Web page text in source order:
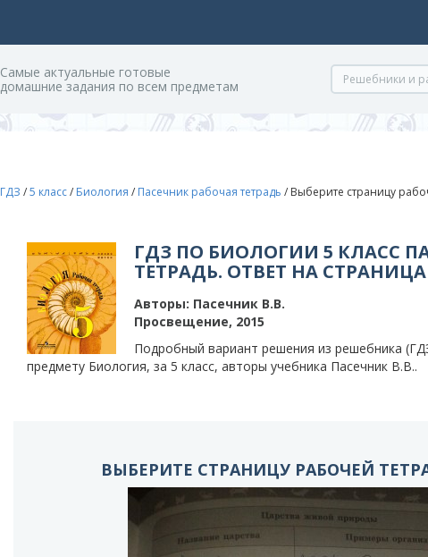
Cамые актуальные готовые
домашние задания по всем предметам
ГДЗ /5 класс/ Биология / Пасечник рабочая тетрадь / Выберите страницу
ГДЗ ПО БИОЛОГИИ 5 КЛАСС
ТЕТРАДЬ. ОТВЕТ НА
Авторы: Пасечник В.В.
Просвещение, 2015
Подробный вариант решения из решебника
предмету Биология, за 5 класс, авторы учебника Пасечник В.В..
ВЫБЕРИТЕ СТРАНИЦУ РАБОЧЕЙ